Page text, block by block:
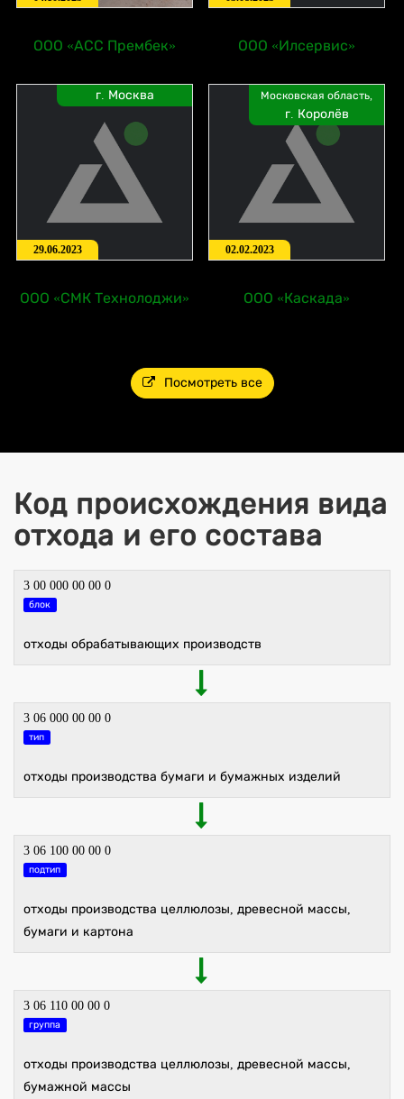
ООО «АСС Прембек» ООО «Илсервис»
г. Москва
29.06.2023
ООО «СМК Технолоджи»
Московская область,
г. Королёв
02.02.2023
ООО «Каскада»
Посмотреть все
Код происхождения вида
отхода и его состава
3 00 000 00 00 0
блок
отходы обрабатывающих производств
3 06 000 00 00 0
тип
отходы производства бумаги и бумажных изделий
3 06 100 00 00 0
подтип
отходы производства целлюлозы, древесной массы,
бумаги и картона
3 06 110 00 00 0
группа
отходы производства целлюлозы, древесной массы,
бумажной массы